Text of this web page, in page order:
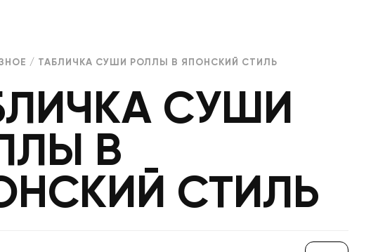
/ ТАБЛИЧКА СУШИ РОЛЛЫ В ЯПОНСКИЙ СТИЛЬ
СУШИ
В
СТИЛЬ